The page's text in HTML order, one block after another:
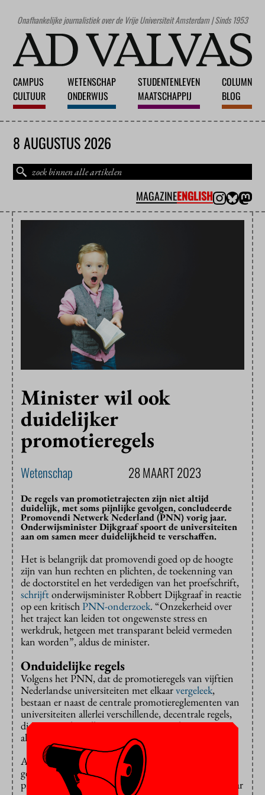
Onafhankelijke journalistiek over de Vrije Universiteit Amsterdam | Sinds 1953
CAMPUS
CULTUUR
WETENSCHAP
ONDERWIJS
STUDENTENLEVEN
MAATSCHAPPIJ
COLUMN
BLOG
8 AUGUSTUS 2026
MAGAZINEENGLISH
Minister wil ook
duidelijker
promotieregels
Wetenschap 28 MAART 2023
De regels van promotietrajecten zijn niet altijd
duidelijk, met soms pijnlijke gevolgen, concludeerde
Promovendi Netwerk Nederland (PNN) vorig jaar.
Onderwijsminister Dijkgraaf spoort de universiteiten
aan om samen meer duidelijkheid te verschaffen.
Het is belangrijk dat promovendi goed op de hoogte
zijn van hun rechten en plichten, de toekenning van
de doctorstitel en het verdedigen van het proefschrift,
schrijftonderwijsminister Robbert Dijkgraaf in reactie
op een kritischPNN-onderzoek. “Onzekerheid over
het traject kan leiden tot ongewenste stress en
werkdruk, hetgeen met transparant beleid vermeden
kan worden”, aldus de minister.
Onduidelijke regels
Volgens het PNN, dat de promotieregels van vijftien
Nederlandse universiteiten met elkaarvergeleek,
bestaan er naast de centrale promotiereglementen van
universiteiten allerlei verschillende, decentrale regels,
die niet goed vindbaar zijn. Promovendi weten niet
altijd waar ze aan toe zijn.
Aanleiding voor het onderzoek was een unieke
gebeurtenis, twee jaar geleden. Een Tilburgse
promovendus ontving geen doctorsbul, hoewel ze haar